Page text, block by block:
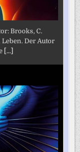
Brooks, C.
Der Autor
[...]